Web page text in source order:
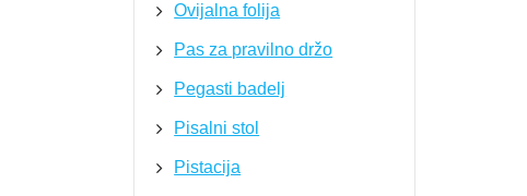
Ovijalna folija
Pas za pravilno držo
Pegasti badelj
Pisalni stol
Pistacija